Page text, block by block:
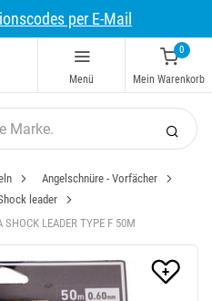
per E-Mail
Menü
0
Mein Warenkorb
Angelschnüre - Vorfächer
leader
SHOCK LEADER TYPE F 50M